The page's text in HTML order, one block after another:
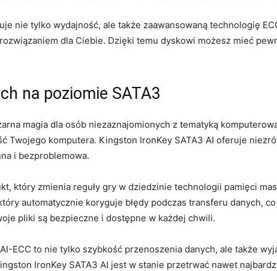
nie tylko wydajność,⁢ ale ​także⁢ zaawansowaną⁢ technologię
⁢dla Ciebie. Dzięki temu ⁢dyskowi możesz mieć⁣
na poziomie‌ SATA3
magia dla osób niezaznajomionych z tematyką
Twojego komputera. Kingston IronKey SATA3‍ AI oferuje
i bezproblemowa.
który zmienia reguły gry w dziedzinie technologii pamięci
automatycznie​ koryguje ‍błędy podczas transferu danych,
pliki są ⁢bezpieczne i dostępne w każdej‍ chwili.
ECC to nie tylko szybkość przenoszenia danych, ale także
IronKey SATA3 AI jest w‍ stanie przetrwać nawet